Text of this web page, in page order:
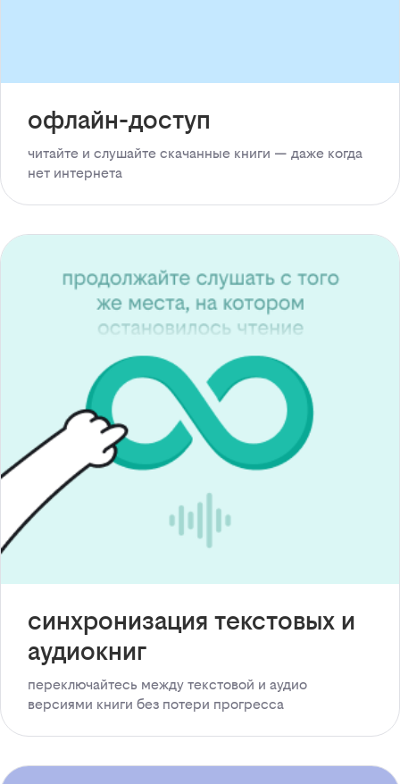
офлайн-доступ
читайте и слушайте скачанные книги — даже когда
нет интернета
синхронизация текстовых и
аудиокниг
переключайтесь между текстовой и аудио
версиями книги без потери прогресса